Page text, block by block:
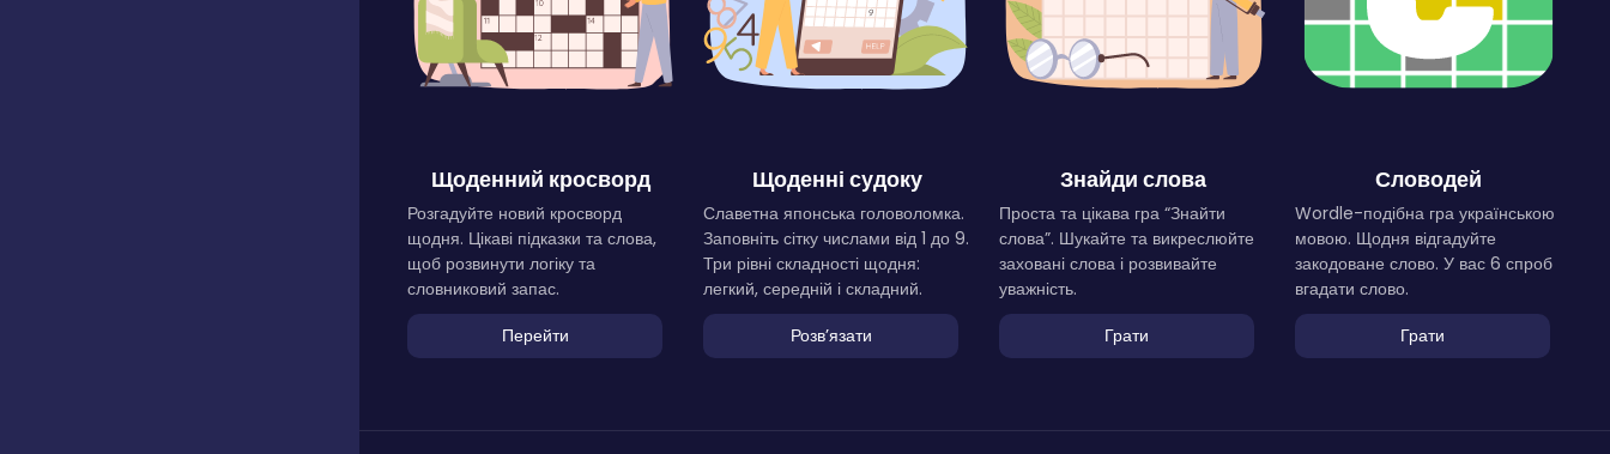
Щоденний кросворд
Розгадуйте новий кросворд
щодня. Цікаві підказки та слова,
щоб розвинути логіку та
словниковий запас.
Перейти
Щоденні судоку
Славетна японська головоломка.
Заповніть сітку числами від 1 до 9.
Три рівні складності щодня:
легкий, середній і складний.
Розвʼязати
Знайди слова
Проста та цікава гра “Знайти
слова”. Шукайте та викреслюйте
заховані слова і розвивайте
уважність.
Грати
Словодей
Wordle-подібна гра українською
мовою. Щодня відгадуйте
закодоване слово. У вас 6 спроб
вгадати слово.
Грати